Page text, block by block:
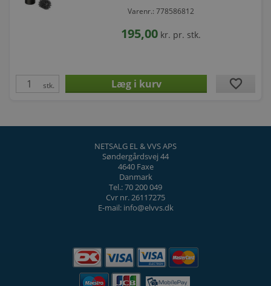
Varenr.: 778586812
195,00 kr. pr. stk.
stk. favorite
NETSALG EL & VVS APS
Søndergårdsvej 44
4640 Faxe
Danmark
Tel.: 70 200 049
Cvr nr. 26117275
E-mail: info@elvvs.dk